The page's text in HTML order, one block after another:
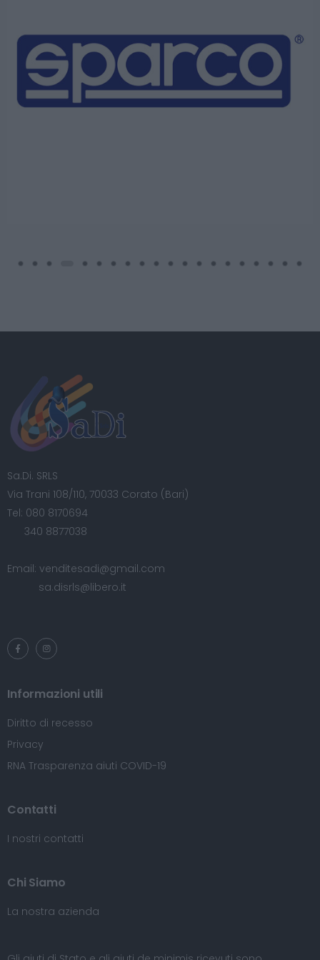
Sa.Di. SRLS
Via Trani 108/110, 70033 Corato (Bari)
Tel: 080 8170694
340 8877038
Email: venditesadi@gmail.com
sa.disrls@libero.it
Informazioni utili
Diritto di recesso
Privacy
RNA Trasparenza aiuti COVID-19
Contatti
I nostri contatti
Chi Siamo
La nostra azienda